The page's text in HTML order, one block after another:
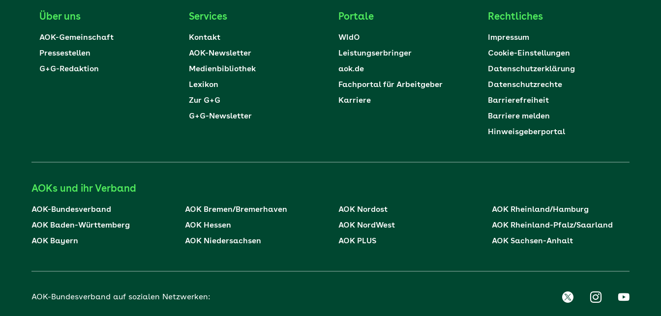
Über uns
AOK-Gemeinschaft
Pressestellen
G+G-Redaktion
Services
Kontakt
AOK-Newsletter
Medienbibliothek
Lexikon
Zur G+G
G+G-Newsletter
Portale
WIdO
Leistungserbringer
aok.de
Fachportal für Arbeitgeber
Karriere
Rechtliches
Impressum
Cookie-Einstellungen
Datenschutzerklärung
Datenschutzrechte
Barrierefreiheit
Barriere melden
Hinweisgeberportal
AOKs und ihr Verband
AOK-Bundesverband
AOK Baden-Württemberg
AOK Bayern
AOK Bremen/Bremerhaven
AOK Hessen
AOK Niedersachsen
AOK Nordost
AOK NordWest
AOK PLUS
AOK Rheinland/Hamburg
AOK Rheinland-Pfalz/Saarland
AOK Sachsen-Anhalt
AOK-Bundesverband auf sozialen Netzwerken: